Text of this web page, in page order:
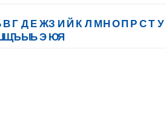
ВГ ДЕЖЗ И Й К Л МНОП РСТ У
ЩЪЫЬЭЮЯ